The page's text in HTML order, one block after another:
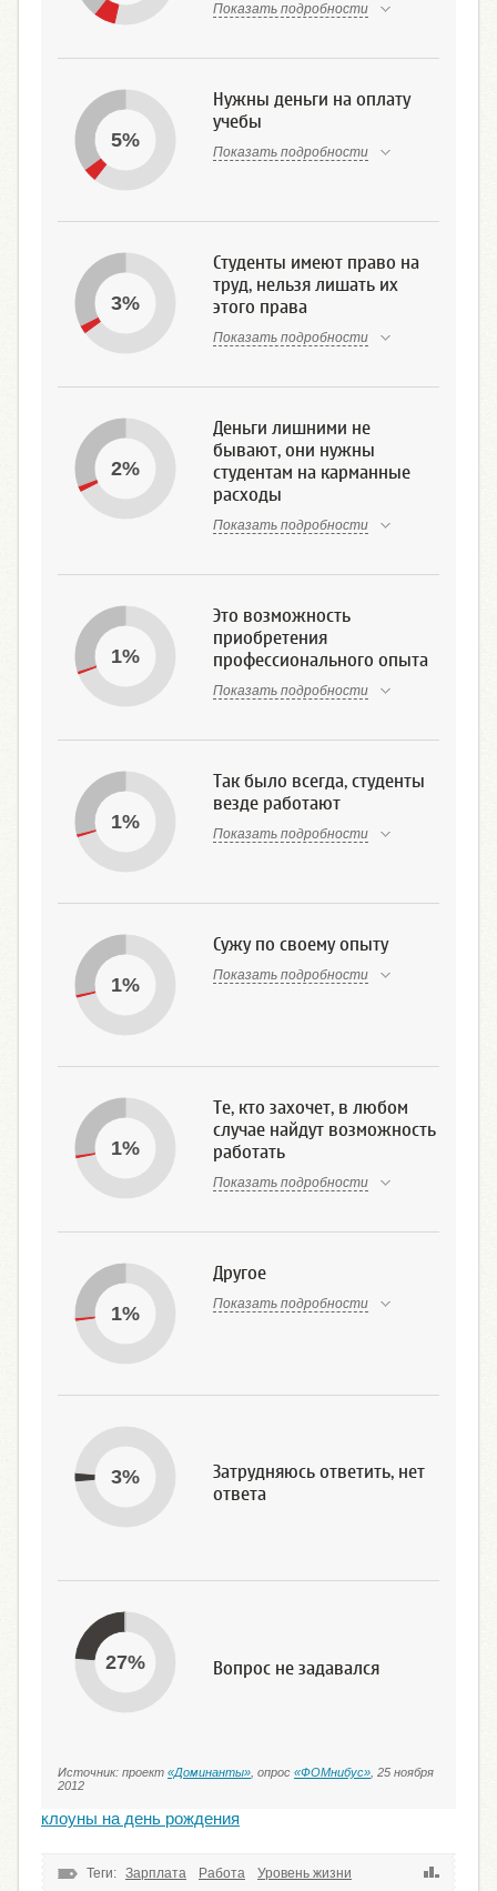
Показать подробности
5%
Нужны деньги на оплату
учебы
Показать подробности
3%
Студенты имеют право на
труд, нельзя лишать их
этого права
Показать подробности
2%
Деньги лишними не
бывают, они нужны
студентам на карманные
расходы
Показать подробности
1%
Это возможность
приобретения
профессионального опыта
Показать подробности
1%
Так было всегда, студенты
везде работают
Показать подробности
1%
Сужу по своему опыту
Показать подробности
1%
Те, кто захочет, в любом
случае найдут возможность
работать
Показать подробности
1%
Другое
Показать подробности
3%
Затрудняюсь ответить, нет
ответа
27% Вопрос не задавался
Источник: проект «Доминанты» , опрос «ФОМнибус» , 25 ноября
2012
клоуны на день рождения
Теги: Зарплата Работа Уровень жизни